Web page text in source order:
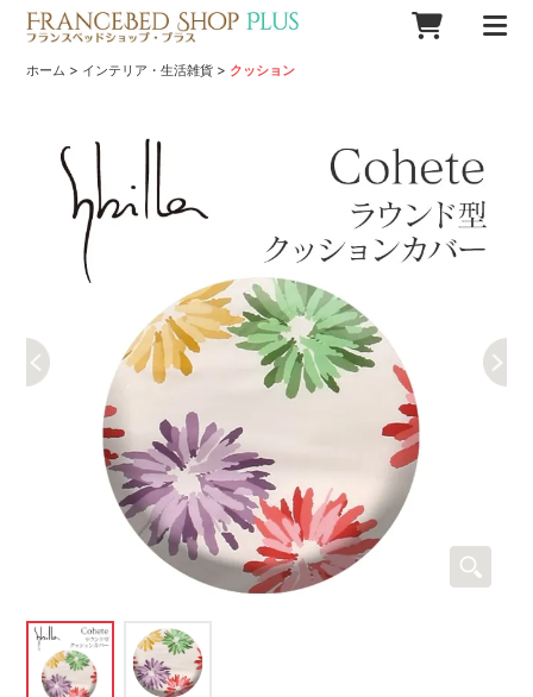
ホーム > インテリア・生活雑貨 > クッション